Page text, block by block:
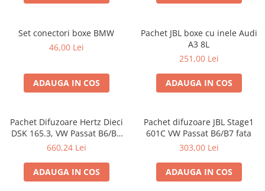
Set conectori boxe BMW
46,00 Lei
ADAUGA IN COS
Pachet JBL boxe cu inele Audi
A3 8L
251,00 Lei
ADAUGA IN COS
Pachet Difuzoare Hertz Dieci
DSK 165.3, VW Passat B6/B7
fata
660,24 Lei
ADAUGA IN COS
Pachet difuzoare JBL Stage1
601C VW Passat B6/B7 fata
303,00 Lei
ADAUGA IN COS